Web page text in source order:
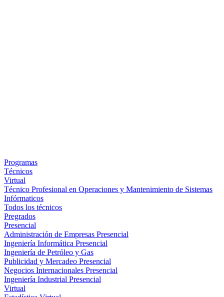
Programas
Técnicos
Virtual
Técnico Profesional en Operaciones y Mantenimiento de Sistemas
Infórmaticos
Todos los técnicos
Pregrados
Presencial
Administración de Empresas Presencial
Ingeniería Informática Presencial
Ingeniería de Petróleo y Gas
Publicidad y Mercadeo Presencial
Negocios Internacionales Presencial
Ingeniería Industrial Presencial
Virtual